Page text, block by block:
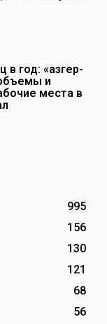
год: «Қазгер-
объемы и
места в
995
156
130
121
68
56